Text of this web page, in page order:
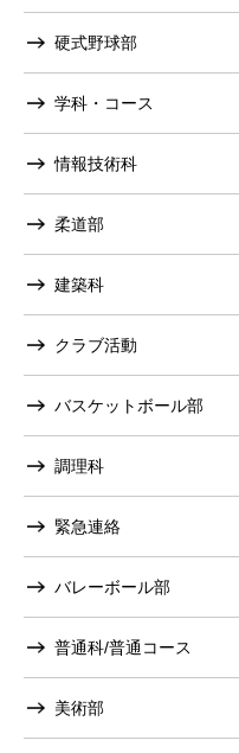
硬式野球部
学科・コース
情報技術科
柔道部
建築科
クラブ活動
バスケットボール部
調理科
緊急連絡
バレーボール部
普通科/普通コース
美術部